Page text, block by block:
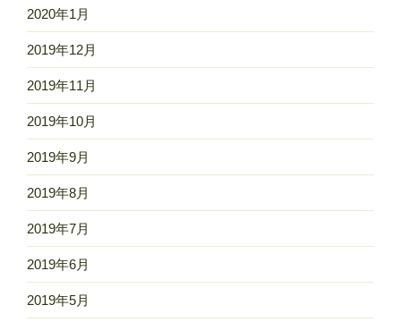
2020年1月
2019年12月
2019年11月
2019年10月
2019年9月
2019年8月
2019年7月
2019年6月
2019年5月